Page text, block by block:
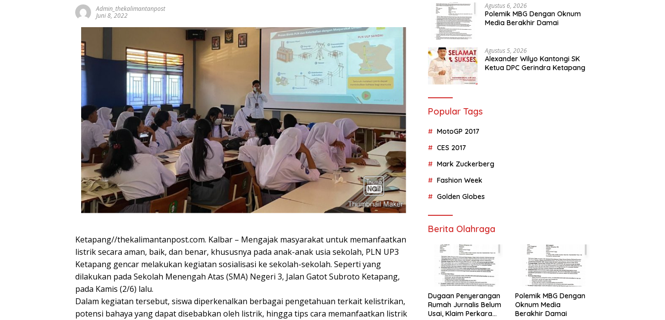
Admin_thekalimantanpost
Juni 8, 2022
Ketapang//thekalimantanpost.com. Kalbar – Mengajak masyarakat untuk memanfaatkan
listrik secara aman, baik, dan benar, khususnya pada anak-anak usia sekolah, PLN UP3
Ketapang gencar melakukan kegiatan sosialisasi ke sekolah-sekolah. Seperti yang
dilakukan pada Sekolah Menengah Atas (SMA) Negeri 3, Jalan Gatot Subroto Ketapang,
pada Kamis (2/6) lalu.
Dalam kegiatan tersebut, siswa diperkenalkan berbagai pengetahuan terkait kelistrikan,
potensi bahaya yang dapat disebabkan oleh listrik, hingga tips cara memanfaatkan listrik
Agustus 6, 2026
Polemik MBG Dengan Oknum
Media Berakhir Damai
Agustus 5, 2026
Alexander Wilyo Kantongi SK
Ketua DPC Gerindra Ketapang
Popular Tags
MotoGP 2017
CES 2017
Mark Zuckerberg
Fashion Week
Golden Globes
Berita Olahraga
Dugaan Penyerangan
Rumah Jurnalis Belum
Usai, Klaim Perkara
Polemik MBG Dengan
Oknum Media
Berakhir Damai